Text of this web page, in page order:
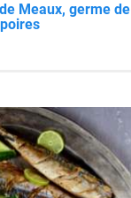
Meaux, germe de